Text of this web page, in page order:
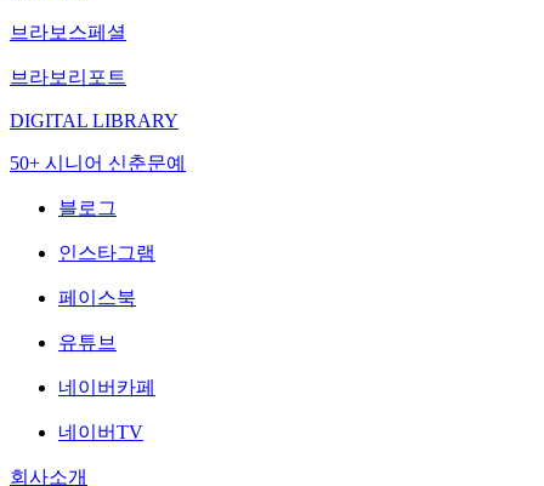
브라보스페셜
브라보리포트
DIGITAL LIBRARY
50+ 시니어 신춘문예
블로그
인스타그램
페이스북
유튜브
네이버카페
네이버TV
회사소개